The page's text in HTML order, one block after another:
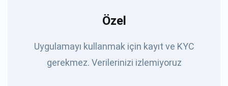
Özel
Uygulamayı kullanmak için kayıt ve KYC
gerekmez. Verilerinizi izlemiyoruz